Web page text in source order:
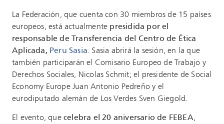
La Federación, que cuenta con 30 miembros de 15 países
europeos, está actualmente presidida por el
responsable de Transferencia del Centro de Ética
Aplicada, Peru Sasia . Sasia abrirá la sesión, en la que
también participarán el Comisario Europeo de Trabajo y
Derechos Sociales, Nicolas Schmit; el presidente de Social
Economy Europe Juan Antonio Pedreño y el
eurodiputado alemán de Los Verdes Sven Giegold.
El evento, que celebra el 20 aniversario de FEBEA,